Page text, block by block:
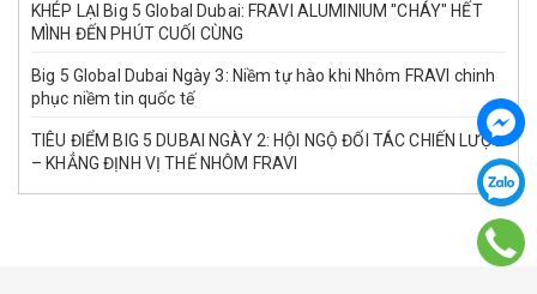
KHÉP LẠI Big 5 Global Dubai: FRAVI ALUMINIUM "CHÁY" HẾT
MÌNH ĐẾN PHÚT CUỐI CÙNG
Big 5 Global Dubai Ngày 3: Niềm tự hào khi Nhôm FRAVI chinh
phục niềm tin quốc tế
TIÊU ĐIỂM BIG 5 DUBAI NGÀY 2: HỘI NGỘ ĐỐI TÁC CHIẾN LƯỢC
– KHẲNG ĐỊNH VỊ THẾ NHÔM FRAVI